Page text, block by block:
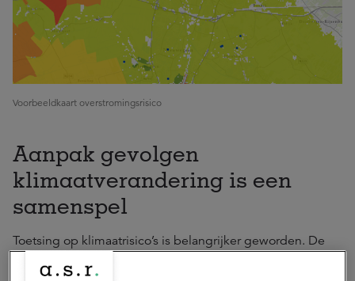
Voorbeeldkaart overstromingsrisico
Aanpak gevolgen
klimaatverandering is een
samenspel
Toetsing op klimaatrisico’s is belangrijker geworden. De